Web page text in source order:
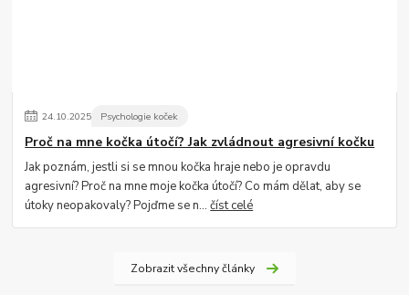
24.10.2025 Psychologie koček
Proč na mne kočka útočí? Jak zvládnout agresivní kočku
Jak poznám, jestli si se mnou kočka hraje nebo je opravdu
agresivní? Proč na mne moje kočka útočí? Co mám dělat, aby se
útoky neopakovaly? Pojďme se n...číst celé
Zobrazit všechny články